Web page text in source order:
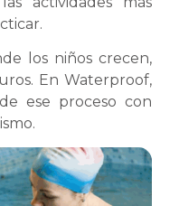
los niños crecen,
En Waterproof,
ese proceso con